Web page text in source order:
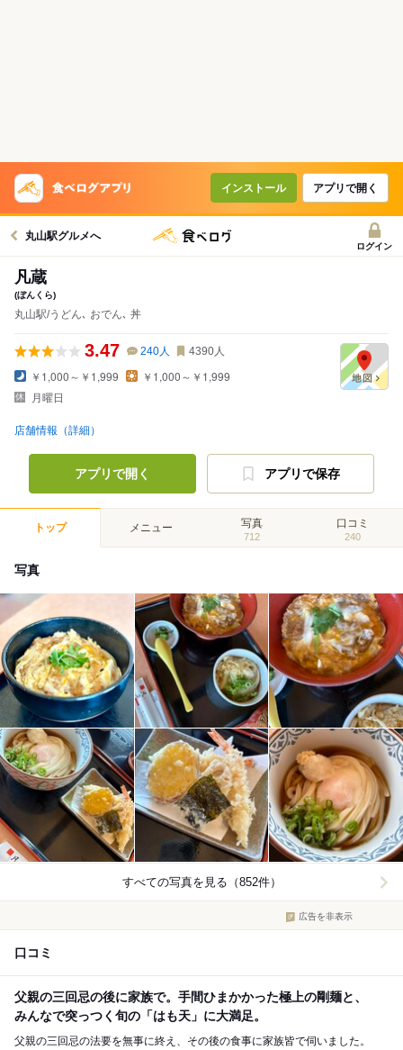
インストール アプリで開く
丸山駅グルメへ
ログイン
凡蔵
(ぼんくら)
丸山駅/うどん､ おでん､ 丼
3.47 240人 4390人
￥1,000～￥1,999
￥1,000～￥1,999
月曜日
店舗情報（詳細）
アプリで開く アプリで保存
トップ メニュー 写真
712
口コミ
240
写真
すべての写真を見る（852件）
広告を非表示
口コミ
父親の三回忌の後に家族で。手間ひまかかった極上の剛麺と、
みんなで突っつく旬の「はも天」に大満足。
父親の三回忌の法要を無事に終え、その後の食事に家族皆で伺いました。